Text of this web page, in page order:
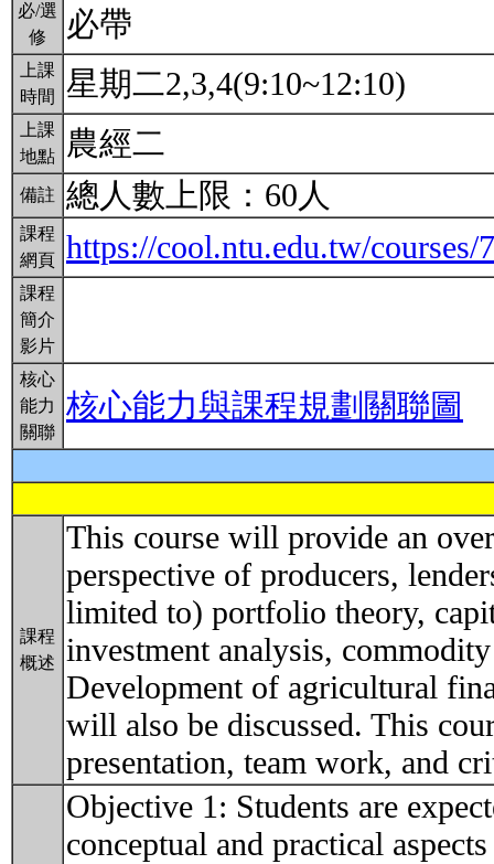
必/選
修
必帶
上課
時間
星期二2,3,4(9:10~12:10)
上課
地點
農經二
備註 總人數上限：60人
課程
網頁 https://cool.ntu.edu.tw/courses/
課程
簡介
影片
核心
能力
關聯
核心能力與課程規劃關聯圖
課程
概述
This course will provide an
perspective of producers,
limited to) portfolio theory,
investment analysis,
Development of agricultural
will also be discussed. This
presentation, team work, and
Objective 1: Students are
conceptual and practical